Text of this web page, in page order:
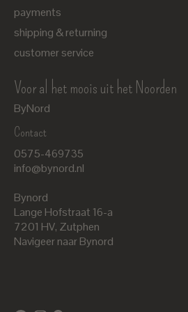
payments
shipping & returning
customer service
Voor al het moois uit het Noorden
ByNord
Contact
0575-469735
info@bynord.nl
Bynord
Lange Hofstraat 16-a
7201 HV, Zutphen
Navigeer naar Bynord